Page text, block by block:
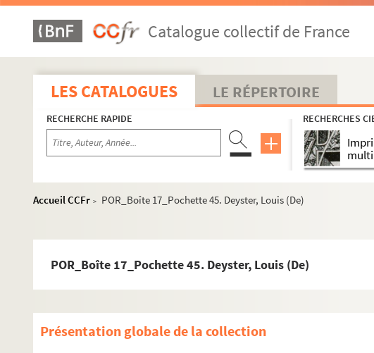
Catalogue collectif de France
LES CATALOGUES LE RÉPERTOIRE
RECHERCHE RAPIDE RECHERCHES
Accueil CCFr >
POR_Boîte 17_Pochette 45. Deyster, Louis (De)
POR_Boîte 17_Pochette 45. Deyster, Louis (De)
Présentation globale de la collection
POR_Boîte 17_Pochette 18. Desaix De Veygoux, Louis-Charles-
POR_Boîte 17_Pochette 19. Desangins, Christophe-François
POR_Boîte 17_Pochette 20. Desault, Pierre
POR_Boîte 17_Pochette 21. Desbordes-Valmore, Marceline-
POR_Boîte 17_Pochette 22. Descartes, René
POR_Boîte 17_Pochette 23. Deschamps, Jean-Marie
POR_Boîte 17_Pochette 24. Deschamps De Pas, Auguste
POR_Boîte 17_Pochette 28. Desgenettes, René-Nicolas Dufriche
POR_Boîte 17_Pochette 31. Desmarets, Nicolas